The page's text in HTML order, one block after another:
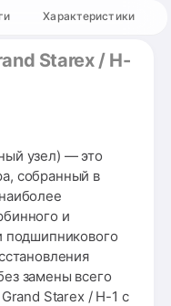
Характеристики
Starex / H-
узел) — это
собранный в
и
подшипникового
замены всего
Starex / H-1 с